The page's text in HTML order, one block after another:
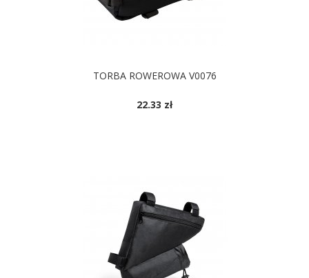
TORBA ROWEROWA V0076
22.33 zł